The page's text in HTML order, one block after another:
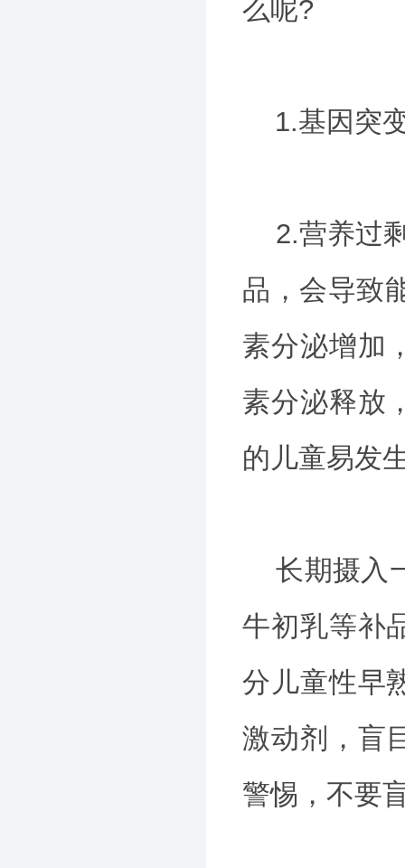
么呢?
1.基因突
2.营养过剩
品，会导致
素分泌增加
素分泌释放
的儿童易发
长期摄入
牛初乳等补
分儿童性早
激动剂，盲
警惕，不要